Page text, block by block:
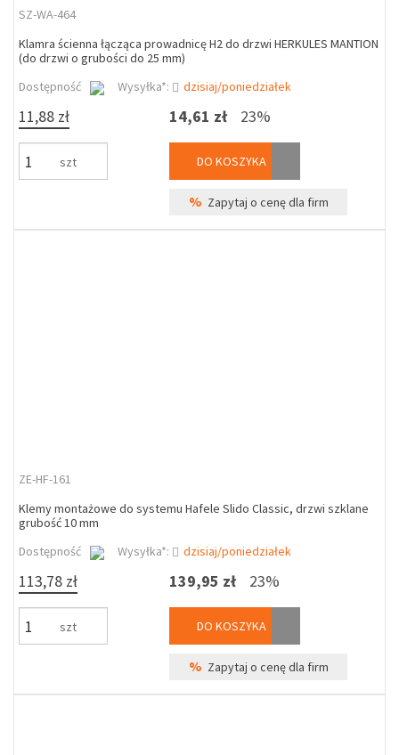
SZ-WA-464
Klamra ścienna łącząca prowadnicę H2 do drzwi HERKULES MANTION
(do drzwi o grubości do 25 mm)
Dostępność
Wysyłka*: dzisiaj/poniedziałek
11,88 zł
szt
14,61 zł 23%
DO KOSZYKA
% Zapytaj o cenę dla firm
ZE-HF-161
Klemy montażowe do systemu Hafele Slido Classic, drzwi szklane
grubość 10 mm
Dostępność
Wysyłka*: dzisiaj/poniedziałek
113,78 zł
szt
139,95 zł 23%
DO KOSZYKA
% Zapytaj o cenę dla firm